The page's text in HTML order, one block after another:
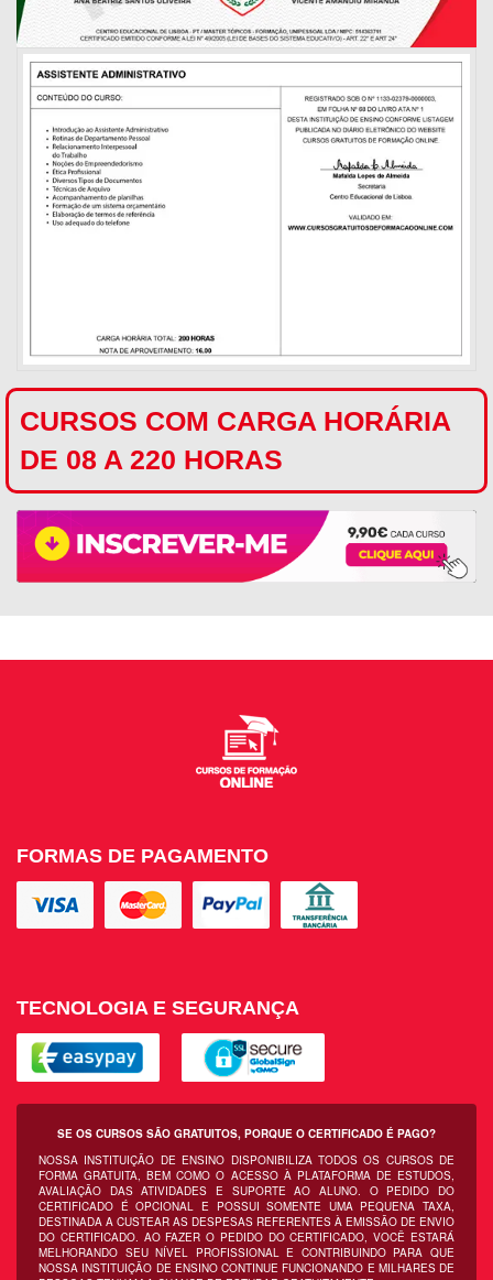
CURSOS COM CARGA HORÁRIA
DE 08 A 220 HORAS
FORMAS DE PAGAMENTO
TECNOLOGIA E SEGURANÇA
SE OS CURSOS SÃO GRATUITOS, PORQUE O CERTIFICADO É PAGO?
NOSSA INSTITUIÇÃO DE ENSINO DISPONIBILIZA TODOS OS CURSOS DE
FORMA GRATUITA, BEM COMO O ACESSO À PLATAFORMA DE ESTUDOS,
AVALIAÇÃO DAS ATIVIDADES E SUPORTE AO ALUNO. O PEDIDO DO
CERTIFICADO É OPCIONAL E POSSUI SOMENTE UMA PEQUENA TAXA,
DESTINADA A CUSTEAR AS DESPESAS REFERENTES À EMISSÃO DE ENVIO
DO CERTIFICADO. AO FAZER O PEDIDO DO CERTIFICADO, VOCÊ ESTARÁ
MELHORANDO SEU NÍVEL PROFISSIONAL E CONTRIBUINDO PARA QUE
NOSSA INSTITUIÇÃO DE ENSINO CONTINUE FUNCIONANDO E MILHARES DE